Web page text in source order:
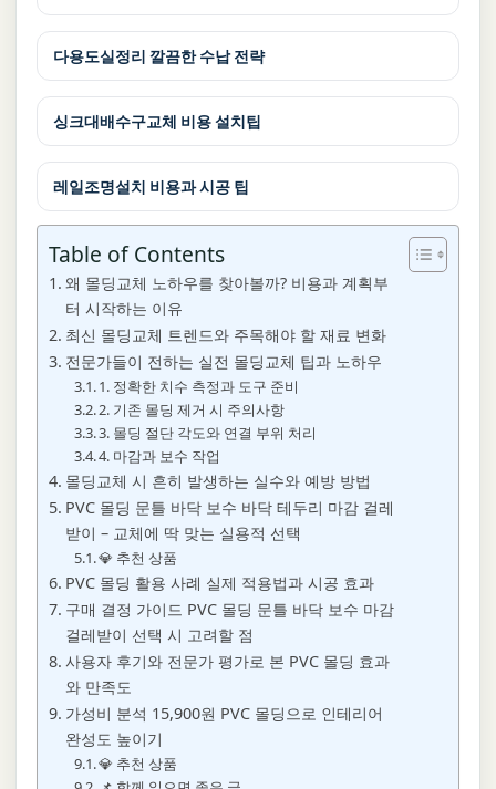
다용도실정리 깔끔한 수납 전략
싱크대배수구교체 비용 설치팁
레일조명설치 비용과 시공 팁
Table of Contents
왜 몰딩교체 노하우를 찾아볼까? 비용과 계획부
터 시작하는 이유
최신 몰딩교체 트렌드와 주목해야 할 재료 변화
전문가들이 전하는 실전 몰딩교체 팁과 노하우
1. 정확한 치수 측정과 도구 준비
2. 기존 몰딩 제거 시 주의사항
3. 몰딩 절단 각도와 연결 부위 처리
4. 마감과 보수 작업
몰딩교체 시 흔히 발생하는 실수와 예방 방법
PVC 몰딩 문틀 바닥 보수 바닥 테두리 마감 걸레
받이 – 교체에 딱 맞는 실용적 선택
💎 추천 상품
PVC 몰딩 활용 사례 실제 적용법과 시공 효과
구매 결정 가이드 PVC 몰딩 문틀 바닥 보수 마감
걸레받이 선택 시 고려할 점
사용자 후기와 전문가 평가로 본 PVC 몰딩 효과
와 만족도
가성비 분석 15,900원 PVC 몰딩으로 인테리어
완성도 높이기
💎 추천 상품